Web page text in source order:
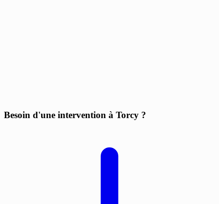
Besoin d'une intervention à Torcy ?